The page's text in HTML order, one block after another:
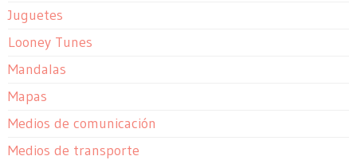
Juguetes
Looney Tunes
Mandalas
Mapas
Medios de comunicación
Medios de transporte